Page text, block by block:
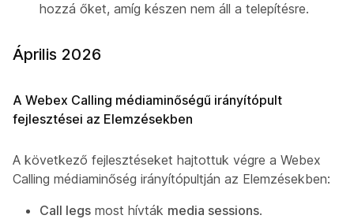
hozzá őket, amíg készen nem áll a telepítésre.
Április 2026
A Webex Calling médiaminőségű irányítópult
fejlesztései az Elemzésekben
A következő fejlesztéseket hajtottuk végre a Webex
Calling médiaminőség irányítópultján az Elemzésekben:
Call legs most hívták media sessions.